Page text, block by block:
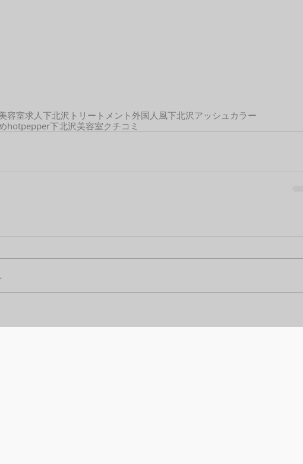
容室求人 下北沢トリートメント 外国人風下北沢アッシュカラー
hotpepper下北沢美容室クチコミ